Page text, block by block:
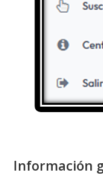
Información